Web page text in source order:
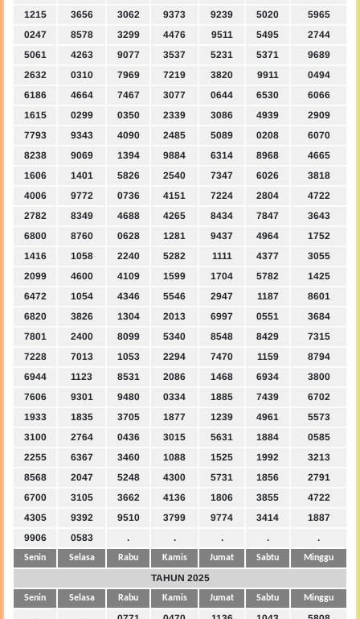
1215 3656 3062 9373 9239 5020
5965
0247
8578 3299 4476 9511 5495
2744
5061
4263 9077 3537 5231 5371
9689
2632
0310 7969 7219 3820 9911
0494
6186
4664 7467 3077 0644 6530
6066
1615
0299 0350 2339 3086 4939
2909
7793
9343 4090 2485 5089 0208
6070
8238
9069 1394 9884 6314 8968
4665
1606
1401 5826 2540 7347 6026
3818
4006
9772 0736 4151 7224 2804
4722
2782
8349 4688 4265 8434 7847
3643
6800
8760 0628 1281 9437 4964
1752
1416
1058 2240 5282 1111 4377
3055
2099
4600 4109 1599 1704 5782
1425
6472
1054 4346 5546 2947 1187
8601
6820
3826 1304 2013 6997 0551
3684
7801
2400 8099 5340 8548 8429
7315
7228
7013 1053 2294 7470 1159
8794
6944
1123 8531 2086 1468 6934
3800
7606
9301 9480 0334 1885 7439
6702
1933
1835 3705 1877 1239 4961
5573
3100
2764 0436 3015 5631 1884
0585
2255
6367 3460 1088 1525 1992
3213
8568
2047 5248 4300 5731 1856
2791
6700
3105 3662 4136 1806 3855
4722
4305
9392 9510 3799 9774 3414
1887
9906
0583 . . . . .
Senin Selasa Rabu Kamis Jumat Sabtu Minggu
TAHUN 2025
Senin Selasa Rabu Kamis Jumat Sabtu Minggu